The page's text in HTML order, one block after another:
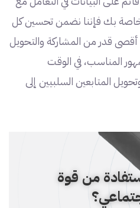
بك فإننا نضمن تحسين كل
قدر من المشاركة والتحويل
المناسب، في الوقت
المتابعين السلبيين إلى
من قوة